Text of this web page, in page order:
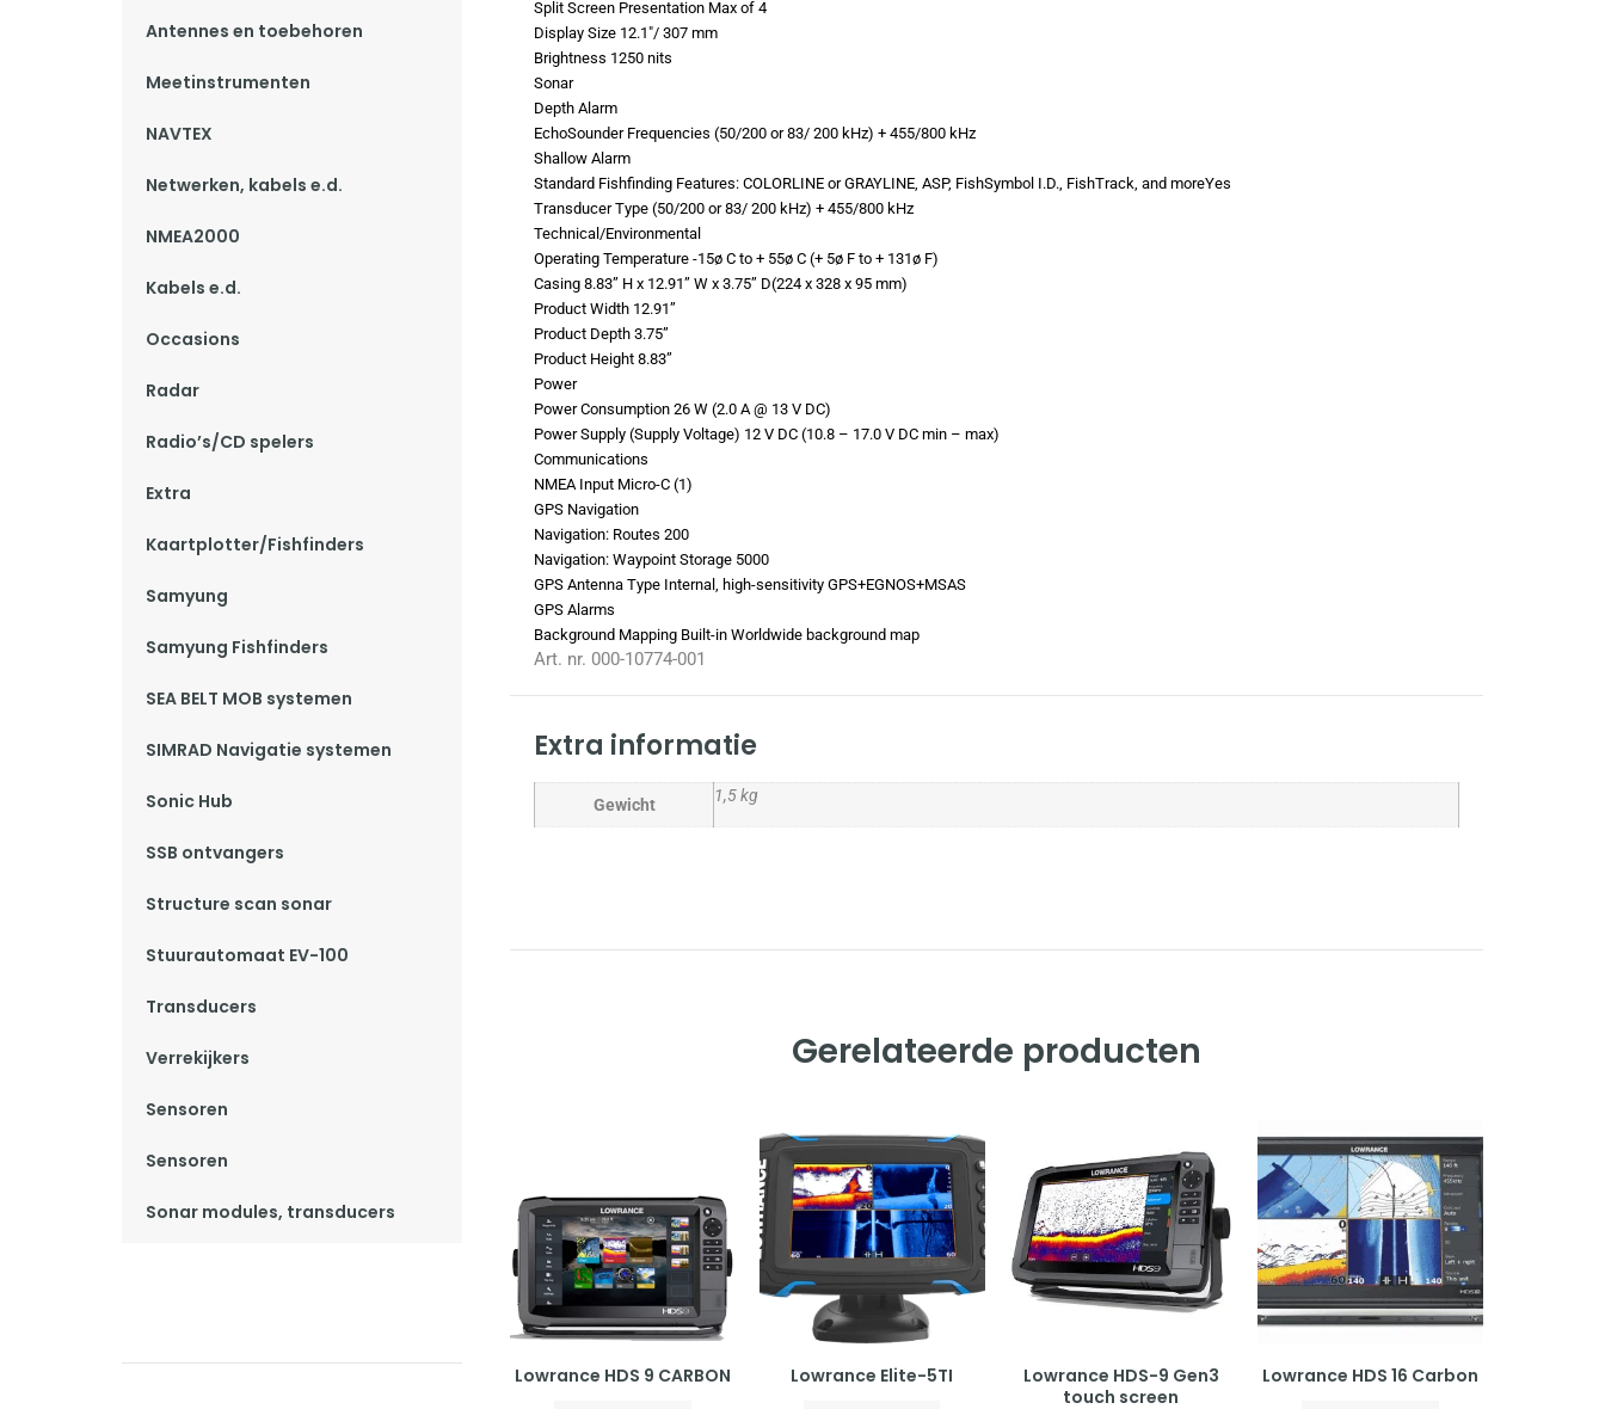
Antennes en toebehoren
Meetinstrumenten
NAVTEX
Netwerken, kabels e.d.
NMEA2000
Kabels e.d.
Occasions
Radar
Radio’s/CD spelers
Extra
Kaartplotter/Fishfinders
Samyung
Samyung Fishfinders
SEA BELT MOB systemen
SIMRAD Navigatie systemen
Sonic Hub
SSB ontvangers
Structure scan sonar
Stuurautomaat EV-100
Transducers
Verrekijkers
Sensoren
Sensoren
Sonar modules, transducers
Split Screen Presentation Max of 4
Display Size 12.1″/ 307 mm
Brightness 1250 nits
Sonar
Depth Alarm
EchoSounder Frequencies (50/200 or 83/ 200 kHz) + 455/800 kHz
Shallow Alarm
Standard Fishfinding Features: COLORLINE or GRAYLINE, ASP, FishSymbol I.D., FishTrack, and moreYes
Transducer Type (50/200 or 83/ 200 kHz) + 455/800 kHz
Technical/Environmental
Operating Temperature -15ø C to + 55ø C (+ 5ø F to + 131ø F)
Casing 8.83” H x 12.91” W x 3.75” D(224 x 328 x 95 mm)
Product Width 12.91”
Product Depth 3.75”
Product Height 8.83”
Power
Power Consumption 26 W (2.0 A @ 13 V DC)
Power Supply (Supply Voltage) 12 V DC (10.8 – 17.0 V DC min – max)
Communications
NMEA Input Micro-C (1)
GPS Navigation
Navigation: Routes 200
Navigation: Waypoint Storage 5000
GPS Antenna Type Internal, high-sensitivity GPS+EGNOS+MSAS
GPS Alarms
Background Mapping Built-in Worldwide background map
Art. nr. 000-10774-001
Extra informatie
Gewicht 1,5 kg
Gerelateerde producten
Lowrance HDS 9 CARBON Lowrance Elite-5TI
Lowrance HDS-9 Gen3
touch screen
Lowrance HDS 16 Carbon